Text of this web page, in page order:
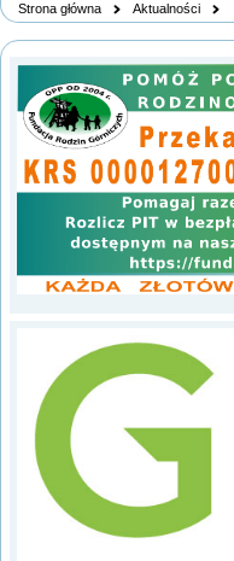
Strona główna Aktualności